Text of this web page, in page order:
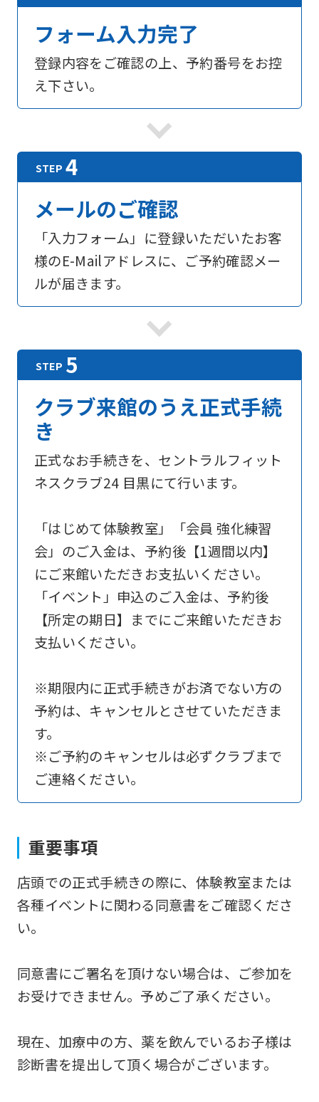
フォーム入力完了
登録内容をご確認の上、予約番号をお控
え下さい。
メールのご確認
「入力フォーム」に登録いただいたお客
様のE-Mailアドレスに、ご予約確認メー
ルが届きます。
クラブ来館のうえ正式手続
き
正式なお手続きを、セントラルフィット
ネスクラブ24 目黒にて行います。
「はじめて体験教室」「会員 強化練習
会」のご入金は、予約後【1週間以内】
にご来館いただきお支払いください。
「イベント」申込のご入金は、予約後
【所定の期日】までにご来館いただきお
支払いください。
※期限内に正式手続きがお済でない方の
予約は、キャンセルとさせていただきま
す。
※ご予約のキャンセルは必ずクラブまで
ご連絡ください。
重要事項
店頭での正式手続きの際に、体験教室または
各種イベントに関わる同意書をご確認くださ
い。
同意書にご署名を頂けない場合は、ご参加を
お受けできません。予めご了承ください。
現在、加療中の方、薬を飲んでいるお子様は
診断書を提出して頂く場合がございます。
For
Central
official
website
automatically
translated
into
English.
Click
the
below
(start
automatic
translation)
to
page.
However,
use
an
translation
service,